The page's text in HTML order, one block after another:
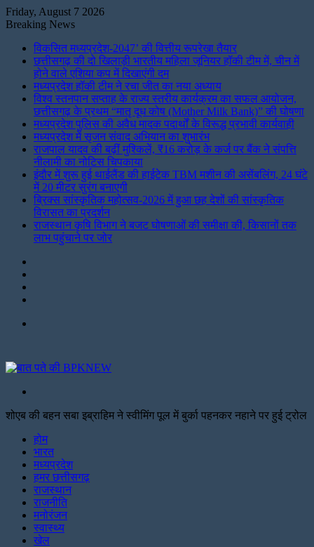
Friday, August 7 2026
Breaking News
विकसित मध्यप्रदेश-2047’ की वित्तीय रूपरेखा तैयार
छत्तीसगढ़ की दो खिलाड़ी भारतीय महिला जूनियर हॉकी टीम में, चीन में
होने वाले एशिया कप में दिखाएंगी दम
मध्यप्रदेश हॉकी टीम ने रचा जीत का नया अध्याय
विश्व स्तनपान सप्ताह के राज्य स्तरीय कार्यक्रम का सफल आयोजन,
छत्तीसगढ़ के प्रथम “मातृ दूध कोष (Mother Milk Bank)” की घोषणा
मध्यप्रदेश पुलिस की अवैध मादक पदार्थों के विरूद्ध प्रभावी कार्यवाही
मध्यप्रदेश में सृजन संवाद अभियान का शुभारंभ
राजपाल यादव की बढ़ीं मुश्किलें, ₹16 करोड़ के कर्ज पर बैंक ने संपत्ति
नीलामी का नोटिस चिपकाया
इंदौर में शुरू हुई थाईलैंड की हाईटेक TBM मशीन की असेंबलिंग, 24 घंटे
में 20 मीटर सुरंग बनाएगी
ब्रिक्स सांस्कृतिक महोत्सव-2026 में हुआ छह देशों की सांस्कृतिक
विरासत का प्रदर्शन
राजस्थान कृषि विभाग ने बजट घोषणाओं की समीक्षा की, किसानों तक
लाभ पहुंचाने पर जोर
शोएब की बहन सबा इब्राहिम ने स्वीमिंग पूल में बुर्का पहनकर नहाने पर हुई ट्रोल
होम
भारत
मध्यप्रदेश
हमर छत्तीसगढ़
राजस्थान
राजनीति
मनोरंजन
स्वास्थ्य
खेल